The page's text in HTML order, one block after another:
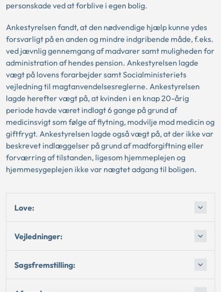
personskade ved at forblive i egen bolig.
Ankestyrelsen fandt, at den nødvendige hjælp kunne ydes
forsvarligt på en anden og mindre indgribende måde, f.eks.
ved jævnlig gennemgang af madvarer samt muligheden for
administration af hendes pension. Ankestyrelsen lagde
vægt på lovens forarbejder samt Socialministeriets
vejledning til magtanvendelsesreglerne. Ankestyrelsen
lagde herefter vægt på, at kvinden i en knap 20-årig
periode havde været indlagt 6 gange på grund af
medicinsvigt som følge af flytning, modvilje mod medicin og
giftfrygt. Ankestyrelsen lagde også vægt på, at der ikke var
beskrevet indlæggelser på grund af madforgiftning eller
forværring af tilstanden, ligesom hjemmeplejen og
hjemmesygeplejen ikke var nægtet adgang til boligen.
Love:
Vejledninger:
Sagsfremstilling: